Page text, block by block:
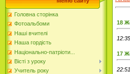
Головна сторінка
Фотоальбоми
Наші вчителі
Наша гордість
Національно-патріоти...
Вісті з уроку
Учитель року
18
12:35
17
22:51